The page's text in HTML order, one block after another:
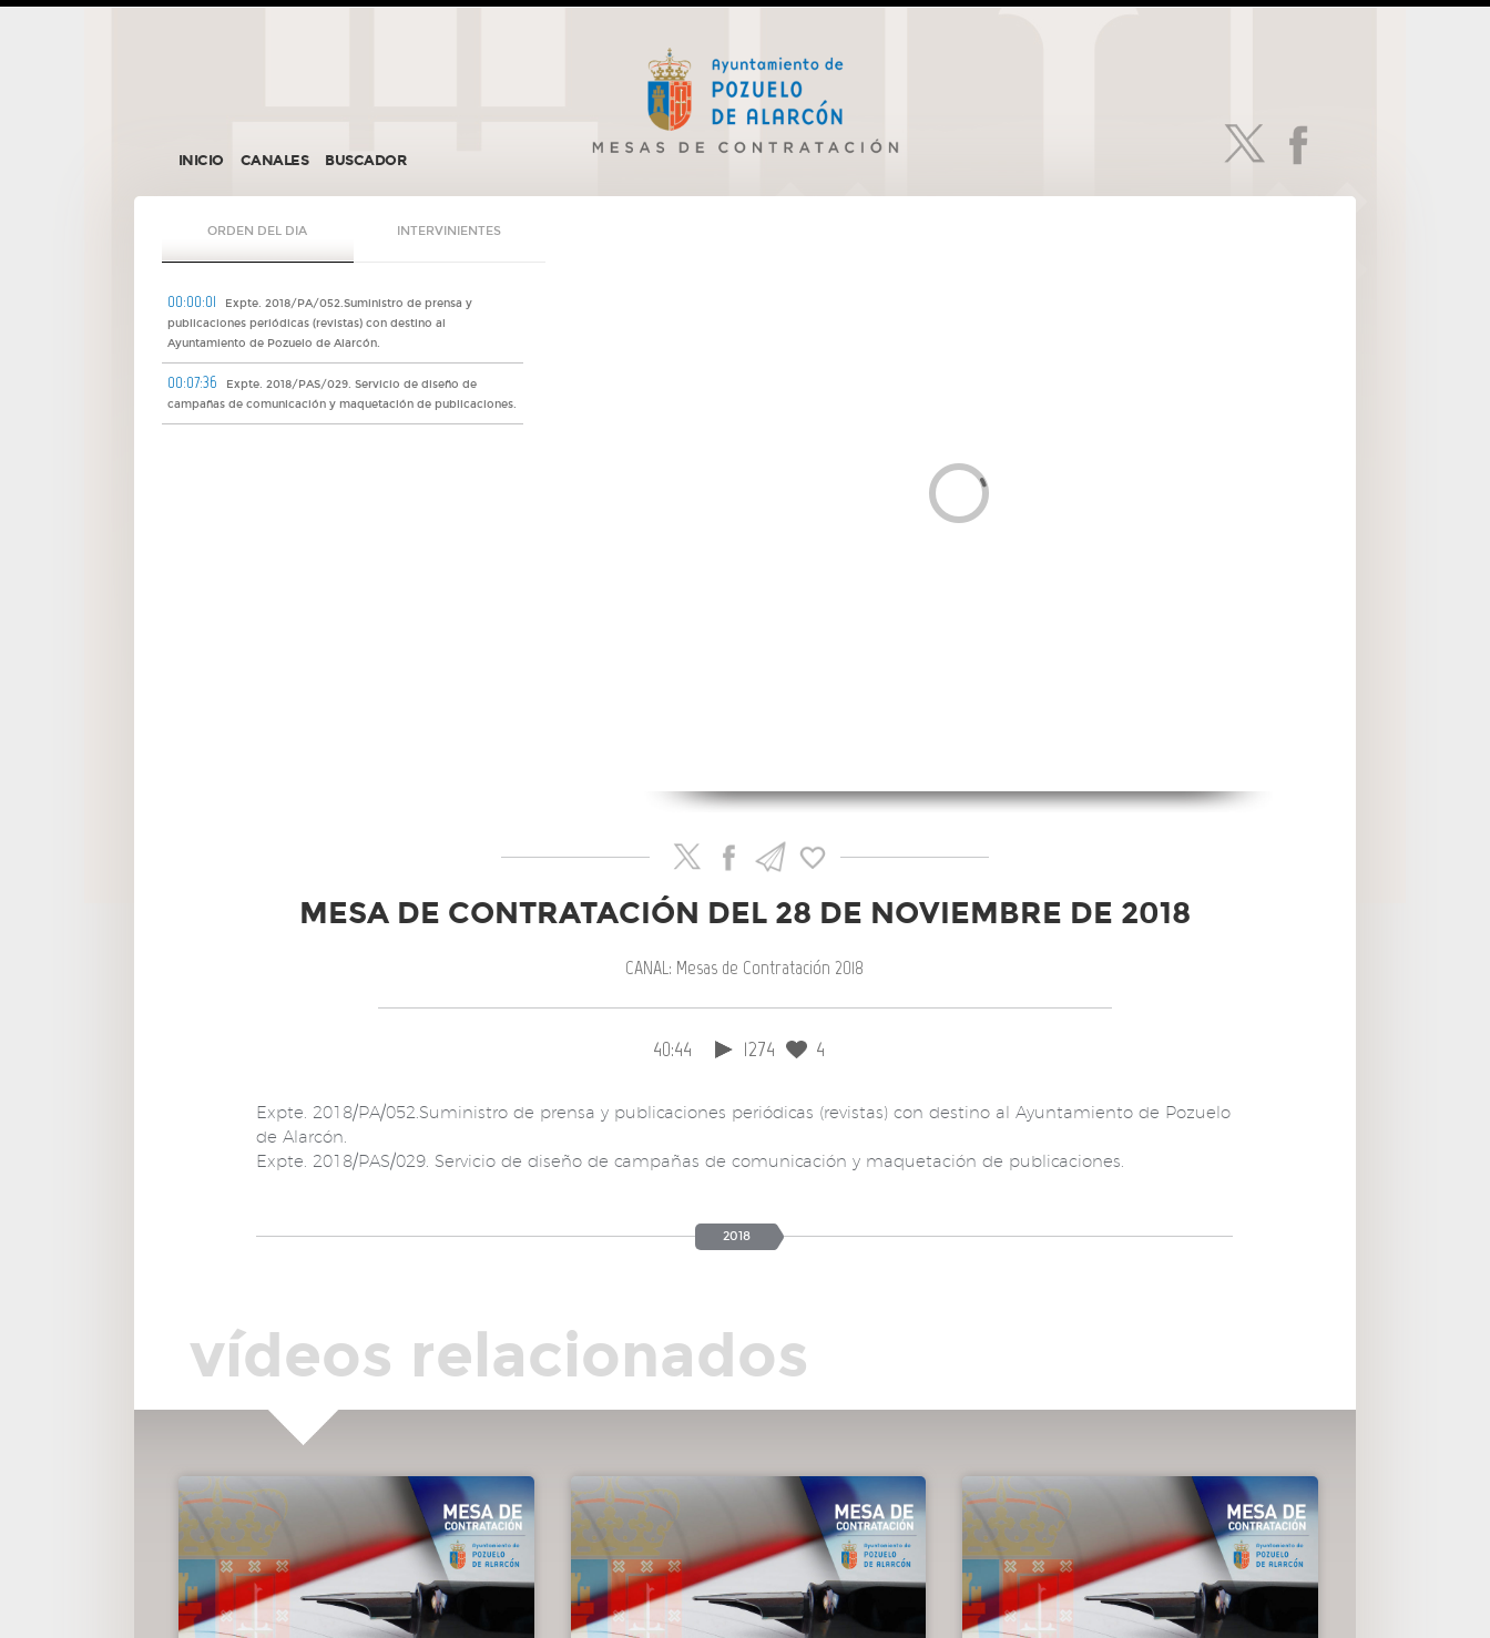
INICIO CANALES BUSCADOR
ORDEN DEL DIA INTERVINIENTES
00:00:01
Expte. 2018/PA/052.Suministro de prensa y
publicaciones periódicas (revistas) con destino al
Ayuntamiento de Pozuelo de Alarcón.
00:07:36
Expte. 2018/PAS/029. Servicio de diseño de
campañas de comunicación y maquetación de publicaciones.
MESA DE CONTRATACIÓN DEL 28 DE NOVIEMBRE DE 2018
CANAL: Mesas de Contratación 2018
40:44 1274 4
Expte. 2018/PA/052.Suministro de prensa y publicaciones periódicas (revistas) con destino al Ayuntamiento de Pozuelo
de Alarcón.
Expte. 2018/PAS/029. Servicio de diseño de campañas de comunicación y maquetación de publicaciones.
2018
vídeos relacionados